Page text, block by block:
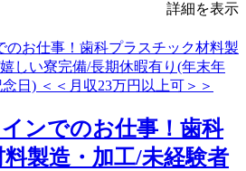
詳細を表示
ンでのお仕事！歯科
製造・加工/未経験者